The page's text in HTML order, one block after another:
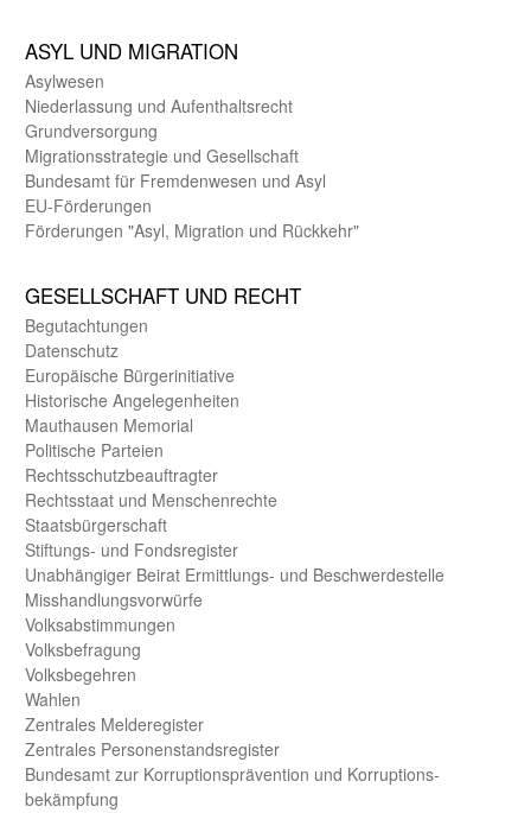
ASYL UND MIGRA­TION
Asyl­wesen
Nieder­lassung und Aufent­halts­recht
Grund­versorgung
Migrations­strategie und Gesell­schaft
Bundes­amt für Fremden­wesen und Asyl
EU-Förde­rungen
Förderungen "Asyl, Migration und Rückkehr"
GE­SELL­SCHAFT UND RECHT
Begut­achtungen
Daten­schutz
Europäische Bürger­initiative
Historische Angelegen­heiten
Mauthausen Memorial
Politische Parteien
Rechts­schutz­beauftragter
Rechts­staat und Menschen­rechte
Staats­bürger­schaft
Stiftungs- und Fonds­register
Unab­hängiger Beirat Ermittlungs- und Beschwerde­stelle
Misshandlungs­vorwürfe
Volks­abstimmungen
Volks­befragung
Volks­begehren
Wahlen
Zentrales Melde­register
Zentrales Personen­stands­register
Bundes­amt zur Korrup­tions­prävention und Korrup­tions­
bekämpfung